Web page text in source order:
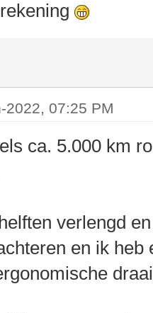
2022, 07:25 PM
ca. 5.000 km
verlengd
en ik